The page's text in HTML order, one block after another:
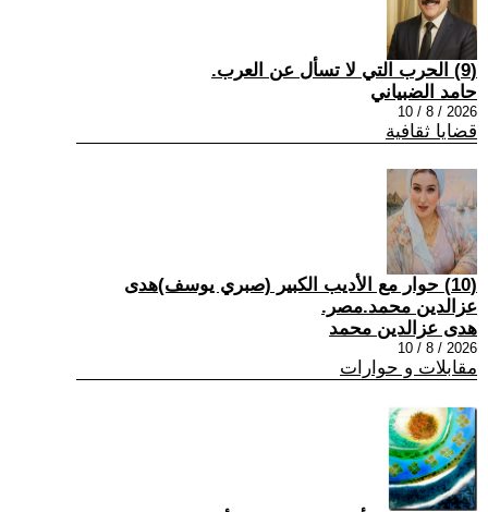
(9) الحرب التي لا تسأل عن العرب.
حامد الضبياني
2026 / 8 / 10
قضايا ثقافية
(10) حوار مع الأديب الكبير (صبري يوسف)هدى
عزالدين محمد.مصر.
هدى عزالدين محمد
2026 / 8 / 10
مقابلات و حوارات